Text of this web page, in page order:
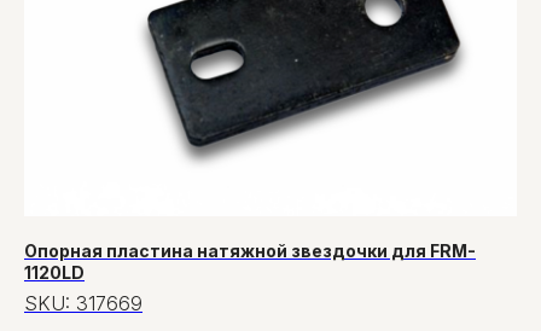
Опорная пластина натяжной звездочки для FRM-
1120LD
SKU: 317669